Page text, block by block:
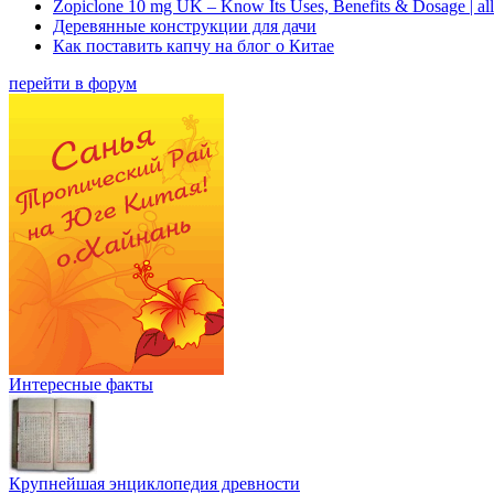
Zopiclone 10 mg UK – Know Its Uses, Benefits & Dosage |
Деревянные конструкции для дачи
Как поставить капчу на блог о Китае
перейти в форум
Интересные факты
Крупнейшая энциклопедия древности